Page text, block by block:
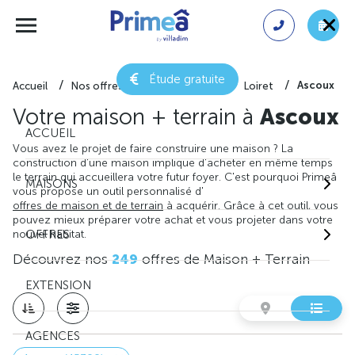
Étude gratuite
ACCUEIL
MAISONS
OFFRES
EXTENSION
AGENCES
Accueil Nos offres de maison + terrain Loiret Ascoux
Votre maison + terrain à Ascoux
Vous avez le projet de faire construire une maison ? La
construction d'une maison implique d'acheter en même temps
le terrain qui accueillera votre futur foyer. C'est pourquoi Primeâ
vous propose un outil personnalisé d'
offres de maison et de terrain à acquérir. Grâce à cet outil, vous
pouvez mieux préparer votre achat et vous projeter dans votre
nouvel habitat.
Découvrez nos249offres de Maison + Terrain